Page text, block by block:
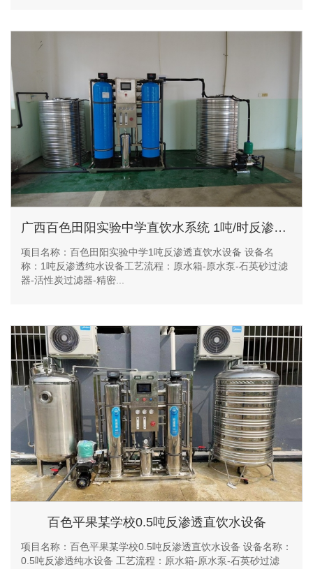
广西百色田阳实验中学直饮水系统 1吨/时反渗透设备
项目名称：百色田阳实验中学1吨反渗透直饮水设备 设备名
称：1吨反渗透纯水设备 ​工艺流程：原水箱-原水泵-石英砂过滤
器-活性炭过滤器-精密...
百色平果某学校0.5吨反渗透直饮水设备
项目名称：百色平果某学校0.5吨反渗透直饮水设备 设备名称：
0.5吨反渗透纯水设备 工艺流程：原水箱-原水泵-石英砂过滤